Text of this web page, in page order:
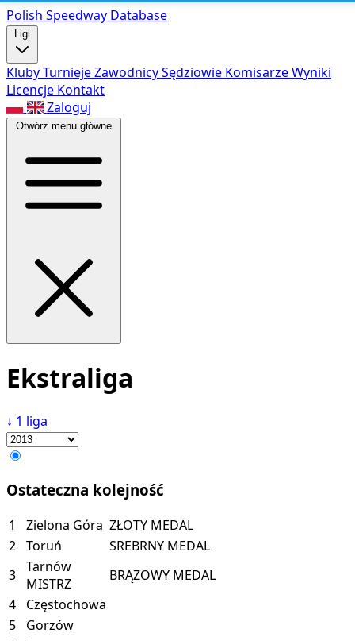
Polish Speedway Database
Ligi
KlubyTurniejeZawodnicySędziowie KomisarzeWyniki
Licencje Kontakt
Zaloguj
Otwórz menu główne
Ekstraliga
↓ 1 liga
Ostateczna kolejność
1 Zielona Góra ZŁOTY MEDAL
2 Toruń
SREBRNY MEDAL
3 Tarnów
MISTRZ
BRĄZOWY MEDAL
4
Częstochowa
5
Gorzów